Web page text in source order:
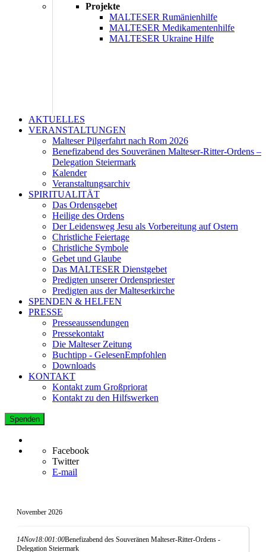
Projekte
MALTESER Rumänienhilfe
MALTESER Medikamentenhilfe
MALTESER Ukraine Hilfe
AKTUELLES
VERANSTALTUNGEN
Malteser Pilgerfahrt nach Rom 2026
Benefizabend des Souveränen Malteser-Ritter-Ordens –
Delegation Steiermark
Kalender
Veranstaltungsarchiv
SPIRITUALITÄT
Das Ordensgebet
Heilige des Ordens
Der Leidensweg Jesu als Vorbereitung auf Ostern
Christliche Feiertage
Christliche Symbole
Gebet und Glaube
Das MALTESER Dienstgebet
Predigten unserer Ordenspriester
Predigten aus der Malteserkirche
SPENDEN & HELFEN
PRESSE
Presseaussendungen
Pressekontakt
Die Malteser Zeitung
Buchtipp - GelesenEmpfohlen
Downloads
KONTAKT
Kontakt zum Großpriorat
Kontakt zu den Hilfswerken
Spenden
Facebook
Twitter
E-mail
November 2026
14Nov18:001:00Benefizabend des Souveränen Malteser-Ritter-Ordens -
Delegation Steiermark